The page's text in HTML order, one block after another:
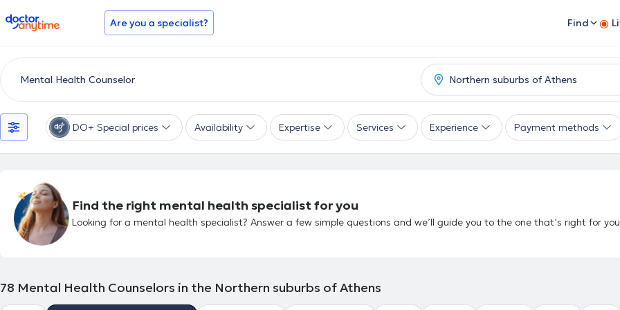
doctoranytime Are you a specialist? Find
DO+ Special prices Availability Expertise Services Experience Payment methods
Find the right mental health specialist for you
Looking for a mental health specialist? Answer a few simple questions and we’ll guide you to the one that’s right for
78 Mental Health Counselors in the Northern suburbs of Athens